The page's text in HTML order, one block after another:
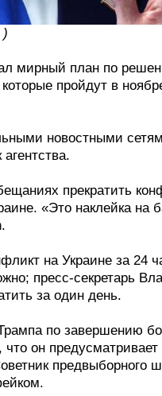
)
мирный план по
пройдут в
новостными
прекратить
«Это наклейка на
на Украине за 24
пресс-секретарь
за один день.
по завершению
он предусматривает
предвыборного